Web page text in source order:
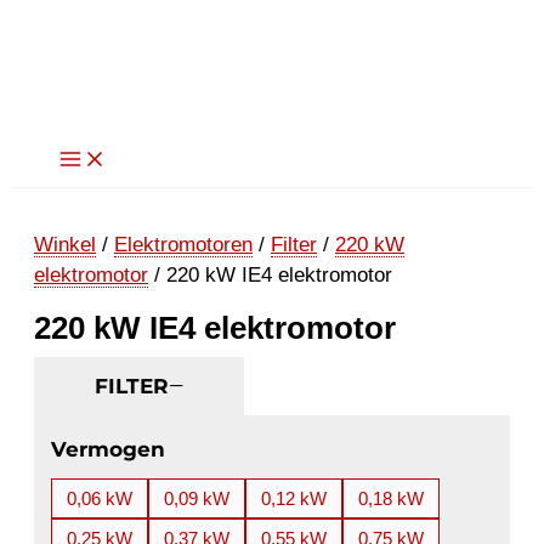
Winkel / Elektromotoren / Filter / 220 kW
elektromotor / 220 kW IE4 elektromotor
220 kW IE4 elektromotor
FILTER
Vermogen
0,06 kW 0,09 kW 0,12 kW
0,18 kW
0,25 kW
0,37 kW 0,55 kW
0,75 kW